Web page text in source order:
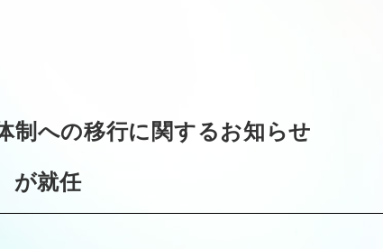
への移行に関するお知らせ
が就任